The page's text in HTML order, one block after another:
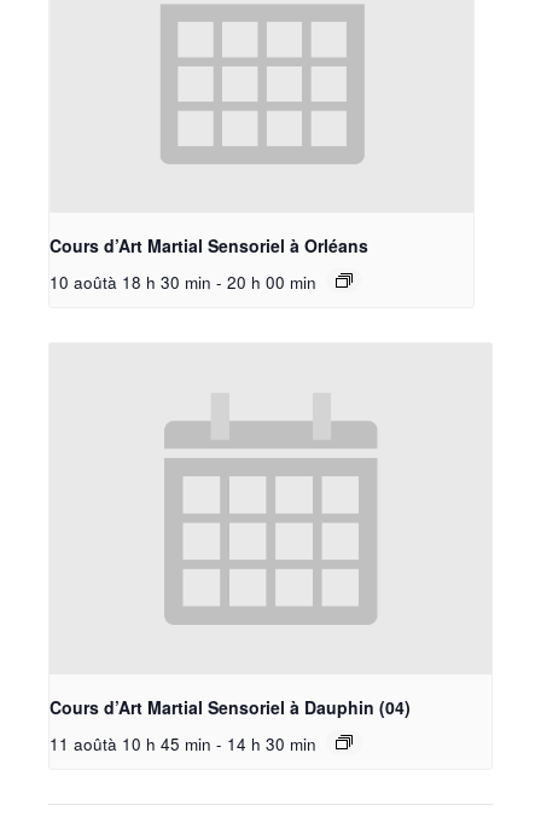
Cours d’Art Martial Sensoriel à Orléans
10 aoûtà 18 h 30 min - 20 h 00 min
Cours d’Art Martial Sensoriel à Dauphin (04)
11 aoûtà 10 h 45 min - 14 h 30 min